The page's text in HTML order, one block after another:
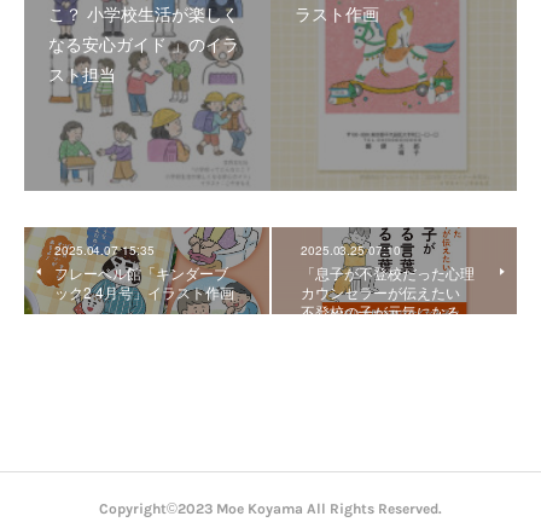
こ？ 小学校生活が楽しく
なる安心ガイド 」のイラ
スト担当
ラスト作画
2025.04.07 15:35
フレーベル館「キンダーブ
ック2 4月号」イラスト作画
2025.03.25 07:10
「息子が不登校だった心理
カウンセラーが伝えたい
不登校の子が元気になる…
Copyright©2023 Moe Koyama All Rights Reserved.